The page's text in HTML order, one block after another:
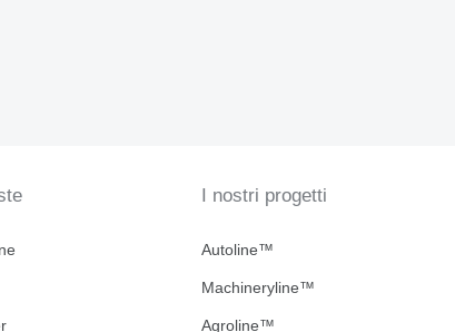
I nostri progetti
Autoline™
Machineryline™
Agroline™